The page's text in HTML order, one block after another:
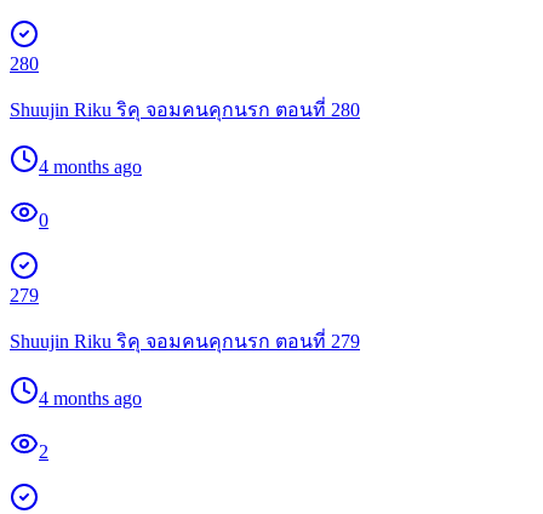
280
Shuujin Riku ริคุ จอมคนคุกนรก ตอนที่ 280
4 months ago
0
279
Shuujin Riku ริคุ จอมคนคุกนรก ตอนที่ 279
4 months ago
2